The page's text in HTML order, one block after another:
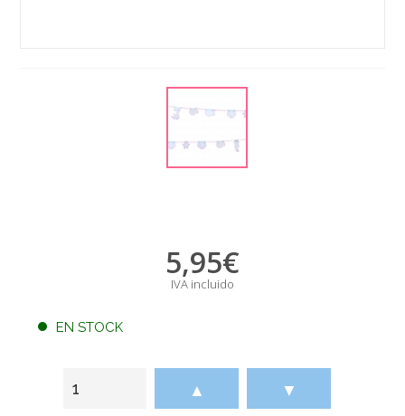
5,95€
IVA incluido
EN STOCK
▲ ▼